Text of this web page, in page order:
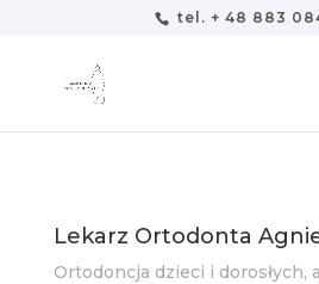
tel. + 48 883
Lekarz Ortodonta
Ortodoncja dzieci i dorosłych,